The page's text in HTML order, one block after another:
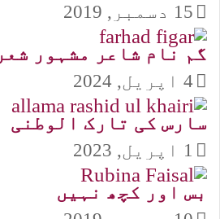
15 دسمبر, 2019
گم نام شاعر مشہور شعر
4 اپریل, 2024
سارس کی تارک الوطنی
1 اپریل, 2023
بس اور کچھ نہیں